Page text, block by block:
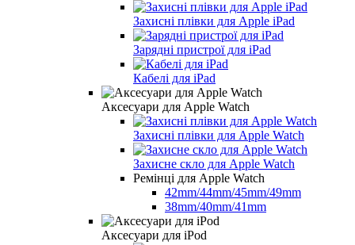
Захисні плівки для Apple iPad
Зарядні пристрої для iPad
Кабелі для iPad
Аксесуари для Apple Watch
Захисні плівки для Apple Watch
Захисне скло для Apple Watch
Ремінці для Apple Watch
42mm/44mm/45mm/49mm
38mm/40mm/41mm
Аксесуари для iPod